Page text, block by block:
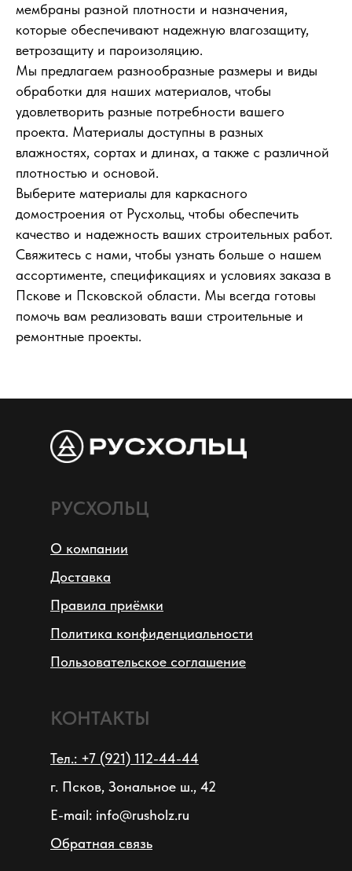
мембраны разной плотности и назначения,
которые обеспечивают надежную влагозащиту,
ветрозащиту и пароизоляцию.
Мы предлагаем разнообразные размеры и виды
обработки для наших материалов, чтобы
удовлетворить разные потребности вашего
проекта. Материалы доступны в разных
влажностях, сортах и длинах, а также с различной
плотностью и основой.
Выберите материалы для каркасного
домостроения от Русхольц, чтобы обеспечить
качество и надежность ваших строительных работ.
Свяжитесь с нами, чтобы узнать больше о нашем
ассортименте, спецификациях и условиях заказа в
Пскове и Псковской области. Мы всегда готовы
помочь вам реализовать ваши строительные и
ремонтные проекты.
РУСХОЛЬЦ
О компании
Доставка
Правила приёмки
Политика конфиденциальности
Пользовательское соглашение
КОНТАКТЫ
Тел.: +7 (921) 112-44-44
г. Псков, Зональное ш., 42
E-mail: info@rusholz.ru
Обратная связь